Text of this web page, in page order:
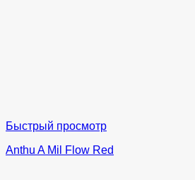
Быстрый просмотр
Anthu A Mil Flow Red